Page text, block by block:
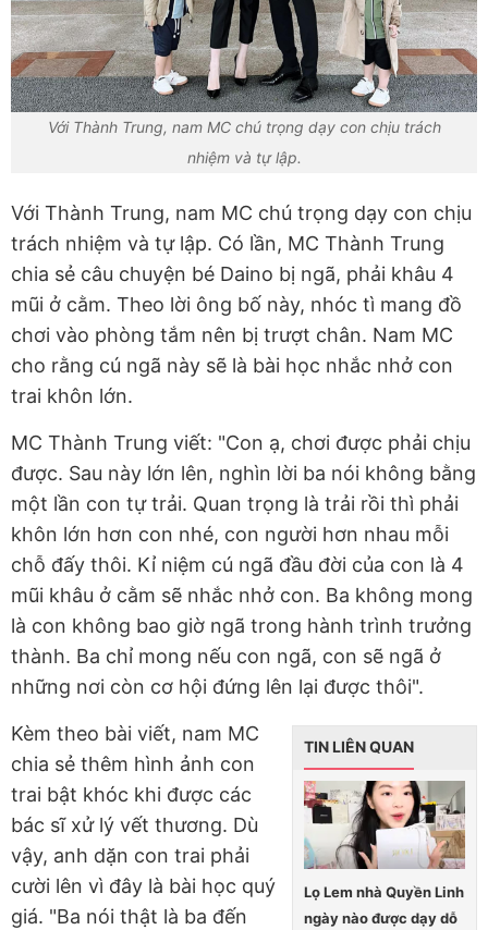
Với Thành Trung, nam MC chú trọng dạy con chịu trách
nhiệm và tự lập.
Với Thành Trung, nam MC chú trọng dạy con chịu
trách nhiệm và tự lập. Có lần, MC Thành Trung
chia sẻ câu chuyện bé Daino bị ngã, phải khâu 4
mũi ở cằm. Theo lời ông bố này, nhóc tì mang đồ
chơi vào phòng tắm nên bị trượt chân. Nam MC
cho rằng cú ngã này sẽ là bài học nhắc nhở con
trai khôn lớn.
MC Thành Trung viết: "Con ạ, chơi được phải chịu
được. Sau này lớn lên, nghìn lời ba nói không bằng
một lần con tự trải. Quan trọng là trải rồi thì phải
khôn lớn hơn con nhé, con người hơn nhau mỗi
chỗ đấy thôi. Kỉ niệm cú ngã đầu đời của con là 4
mũi khâu ở cằm sẽ nhắc nhở con. Ba không mong
là con không bao giờ ngã trong hành trình trưởng
thành. Ba chỉ mong nếu con ngã, con sẽ ngã ở
những nơi còn cơ hội đứng lên lại được thôi".
TIN LIÊN QUAN
Lọ Lem nhà Quyền Linh
ngày nào được dạy dỗ
Kèm theo bài viết, nam MC
chia sẻ thêm hình ảnh con
trai bật khóc khi được các
bác sĩ xử lý vết thương. Dù
vậy, anh dặn con trai phải
cười lên vì đây là bài học quý
giá. "Ba nói thật là ba đến